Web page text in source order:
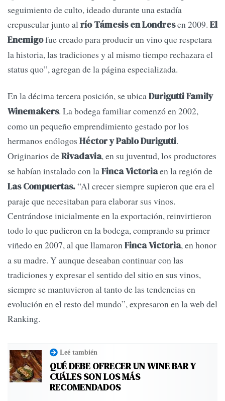
seguimiento de culto, ideado durante una estadía
crepuscular junto alrío Támesis en Londresen 2009. El
Enemigofue creado para producir un vino que respetara
la historia, las tradiciones y al mismo tiempo rechazara el
status quo”, agregan de la página especializada.
En la décima tercera posición, se ubicaDurigutti Family
Winemakers. La bodega familiar comenzó en 2002,
como un pequeño emprendimiento gestado por los
hermanos enólogos Héctor y Pablo Durigutti.
Originarios deRivadavia, en su juventud, los productores
se habían instalado con laFinca Victoriaen la región de
Las Compuertas.“Al crecer siempre supieron que era el
paraje que necesitaban para elaborar sus vinos.
Centrándose inicialmente en la exportación, reinvirtieron
todo lo que pudieron en la bodega, comprando su primer
viñedo en 2007, al que llamaronFinca Victoria, en honor
a su madre. Y aunque deseaban continuar con las
tradiciones y expresar el sentido del sitio en sus vinos,
siempre se mantuvieron al tanto de las tendencias en
evolución en el resto del mundo”, expresaron en la web del
Ranking.
Leé también
QUÉ DEBE OFRECER UN WINE BAR Y
CUÁLES SON LOS MÁS
RECOMENDADOS